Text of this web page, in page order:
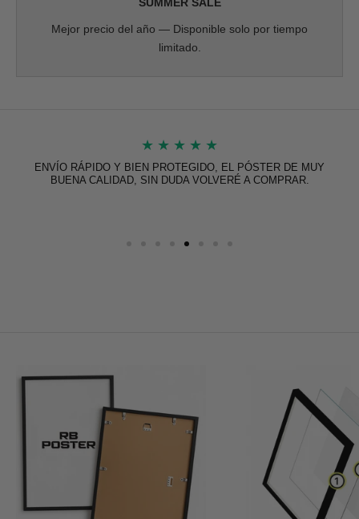
Mejor precio del año — Disponible solo por tiempo
limitado.
★ ★ ★ ★ ★
ENVÍO RÁPIDO Y BIEN PROTEGIDO, EL PÓSTER DE MUY
BUENA CALIDAD, SIN DUDA VOLVERÉ A COMPRAR.
★ ★ ★ ★ ★
EL PÓSTER LLEGÓ MUY RÁPIDO Y EN PERFECTAS
CONDICIONES. LA CALIDAD DE IMPRESIÓN ES EXCELENTE,